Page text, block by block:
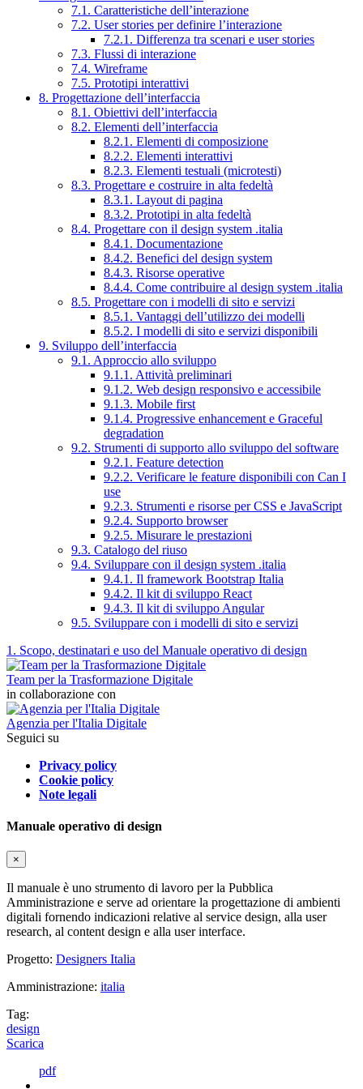
7.1. Caratteristiche dell’interazione
7.2. User stories per definire l’interazione
7.2.1. Differenza tra scenari e user stories
7.3. Flussi di interazione
7.4. Wireframe
7.5. Prototipi interattivi
8. Progettazione dell’interfaccia
8.1. Obiettivi dell’interfaccia
8.2. Elementi dell’interfaccia
8.2.1. Elementi di composizione
8.2.2. Elementi interattivi
8.2.3. Elementi testuali (microtesti)
8.3. Progettare e costruire in alta fedeltà
8.3.1. Layout di pagina
8.3.2. Prototipi in alta fedeltà
8.4. Progettare con il design system .italia
8.4.1. Documentazione
8.4.2. Benefici del design system
8.4.3. Risorse operative
8.4.4. Come contribuire al design system .italia
8.5. Progettare con i modelli di sito e servizi
8.5.1. Vantaggi dell’utilizzo dei modelli
8.5.2. I modelli di sito e servizi disponibili
9. Sviluppo dell’interfaccia
9.1. Approccio allo sviluppo
9.1.1. Attività preliminari
9.1.2. Web design responsivo e accessibile
9.1.3. Mobile first
9.1.4. Progressive enhancement e Graceful
degradation
9.2. Strumenti di supporto allo sviluppo del software
9.2.1. Feature detection
9.2.2. Verificare le feature disponibili con Can I
use
9.2.3. Strumenti e risorse per CSS e JavaScript
9.2.4. Supporto browser
9.2.5. Misurare le prestazioni
9.3. Catalogo del riuso
9.4. Sviluppare con il design system .italia
9.4.1. Il framework Bootstrap Italia
9.4.2. Il kit di sviluppo React
9.4.3. Il kit di sviluppo Angular
9.5. Sviluppare con i modelli di sito e servizi
1. Scopo, destinatari e uso del Manuale operativo di design
Team per la Trasformazione Digitale
in collaborazione con
Agenzia per l'Italia Digitale
Seguici su
Privacy policy
Cookie policy
Note legali
Manuale operativo di design
×
Il manuale è uno strumento di lavoro per la Pubblica
Amministrazione e serve ad orientare la progettazione di ambienti
digitali fornendo indicazioni relative al service design, alla user
research, al content design e alla user interface.
Progetto: Designers Italia
Amministrazione: italia
Tag:
design
Scarica
pdf